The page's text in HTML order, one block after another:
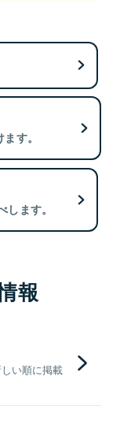
す。
ます。
報
い順に掲載